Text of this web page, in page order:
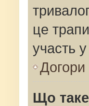
це
участь
Догори
Що